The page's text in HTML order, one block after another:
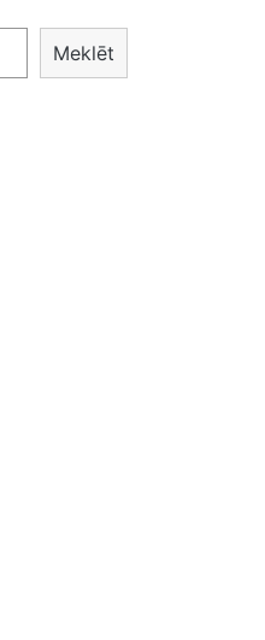
Meklēt